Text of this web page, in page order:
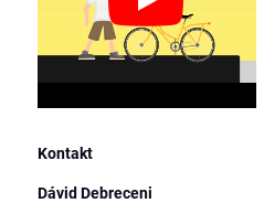
Kontakt
Dávid Debreceni